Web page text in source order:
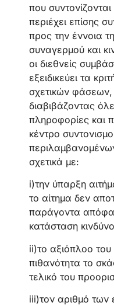
που
περιέχει επίσης
προς την έννοια
συναγερμού και
οι διεθνείς
εξειδικεύει τα
σχετικών
διαβιβάζοντας
πληροφορίες και
κέντρο
σχετικά με:
i)την ύπαρξη
το αίτημα δεν
παράγοντα
κατάσταση
ii)το αξιόπλοο
πιθανότητα το
τελικό του
iii)τον αριθμό των